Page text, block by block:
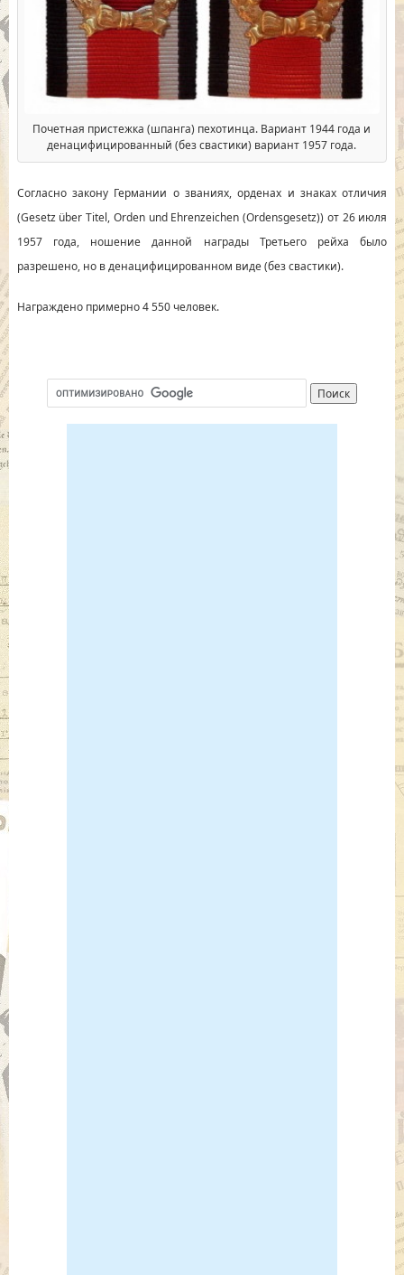
Почетная пристежка (шпанга) пехотинца. Вариант 1944 года и
денацифицированный (без свастики) вариант 1957 года.
Согласно закону Германии о званиях, орденах и знаках отличия
(Gesetz über Titel, Orden und Ehrenzeichen (Ordensgesetz)) от 26 июля
1957 года, ношение данной награды Третьего рейха было
разрешено, но в денацифицированном виде (без свастики).
Награждено примерно 4 550 человек.